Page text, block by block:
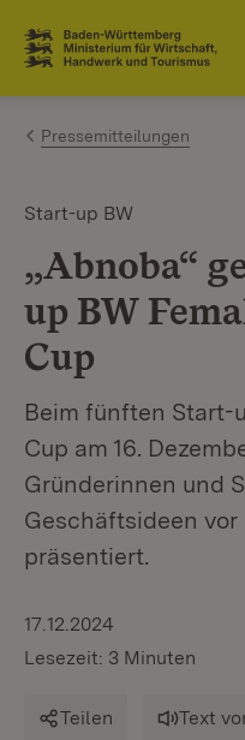
Zum Inhalt springen
Link zur Startseite
Pressemitteilungen
Start-up BW
„Abnoba“
up BW
Cup
Beim fünften Start-
Cup am 16.
Gründerinnen und
Geschäftsideen
präsentiert.
17.12.2024
Lesezeit: 3 Minuten
Teilen Text